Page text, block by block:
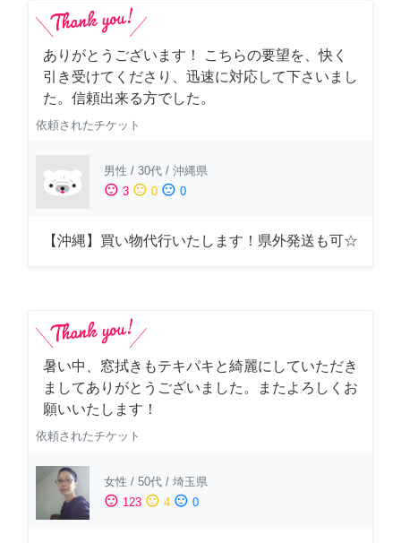
ありがとうございます！ こちらの要望を、快く
引き受けてくださり、迅速に対応して下さいまし
た。信頼出来る方でした。
依頼されたチケット
男性 / 30代 / 沖縄県
sentiment_satisfied 3 sentiment_neutral 0 sentiment_dissatisfied 0
【沖縄】買い物代行いたします！県外発送も可☆
暑い中、窓拭きもテキパキと綺麗にしていただき
ましてありがとうございました。またよろしくお
願いいたします！
依頼されたチケット
女性 / 50代 / 埼玉県
sentiment_satisfied 123 sentiment_neutral 4 sentiment_dissatisfied 0